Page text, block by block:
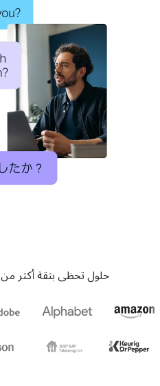
حلول تحظى بثقة أكثر من 200,000 شركة عالمية